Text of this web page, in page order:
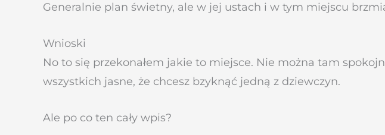
Generalnie plan świetny, ale w jej ustach i w tym miejscu
Wnioski
No to się przekonałem jakie to miejsce. Nie można tam
wszystkich jasne, że chcesz bzyknąć jedną z dziewczyn.
Ale po co ten cały wpis?